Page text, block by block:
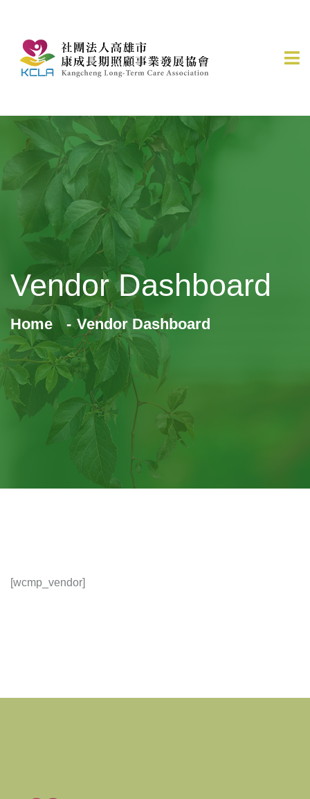
Vendor Dashboard
Home Vendor Dashboard
[wcmp_vendor]